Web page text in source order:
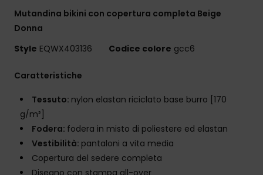
Mutandina bikini con copertura completa Beige
Donna
Style EQWX403136 Codice colore gcc6
Caratteristiche
Tessuto: nylon elastan riciclato base burro [170
g/m²]
Fodera: fodera in misto di poliestere ed elastan
Vestibilità: pantaloni a vita media
Copertura del sedere completa